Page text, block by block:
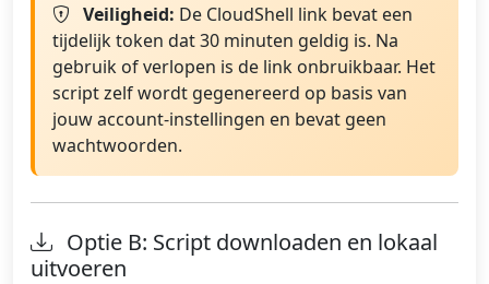
Veiligheid: De CloudShell link bevat een
tijdelijk token dat 30 minuten geldig is. Na
gebruik of verlopen is de link onbruikbaar. Het
script zelf wordt gegenereerd op basis van
jouw account-instellingen en bevat geen
wachtwoorden.
Optie B: Script downloaden en lokaal
uitvoeren